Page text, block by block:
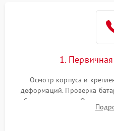
1.
Осмотр корпуса и
деформаций. Проверка
работы излучателя. Оценка
марки на разных